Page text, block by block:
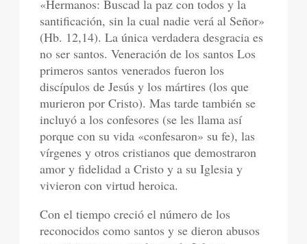
«Hermanos: Buscad la paz con todos y la
santificación, sin la cual nadie verá al Señor»
(Hb. 12,14). La única verdadera desgracia es
no ser santos. Veneración de los santos Los
primeros santos venerados fueron los
discípulos de Jesús y los mártires (los que
murieron por Cristo). Mas tarde también se
incluyó a los confesores (se les llama así
porque con su vida «confesaron» su fe), las
vírgenes y otros cristianos que demostraron
amor y fidelidad a Cristo y a su Iglesia y
vivieron con virtud heroica.
Con el tiempo creció el número de los
reconocidos como santos y se dieron abusos